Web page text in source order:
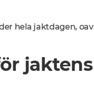
hela jaktdagen,
jaktens